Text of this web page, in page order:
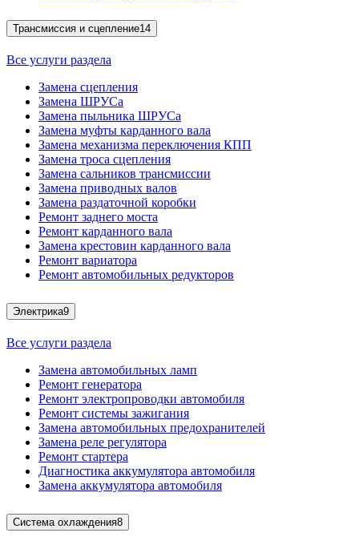
Трансмиссия и сцепление14
Все услуги раздела
Замена сцепления
Замена ШРУСа
Замена пыльника ШРУСа
Замена муфты карданного вала
Замена механизма переключения КПП
Замена троса сцепления
Замена сальников трансмиссии
Замена приводных валов
Замена раздаточной коробки
Ремонт заднего моста
Ремонт карданного вала
Замена крестовин карданного вала
Ремонт вариатора
Ремонт автомобильных редукторов
Электрика9
Все услуги раздела
Замена автомобильных ламп
Ремонт генератора
Ремонт электропроводки автомобиля
Ремонт системы зажигания
Замена автомобильных предохранителей
Замена реле регулятора
Ремонт стартера
Диагностика аккумулятора автомобиля
Замена аккумулятора автомобиля
Система охлаждения8